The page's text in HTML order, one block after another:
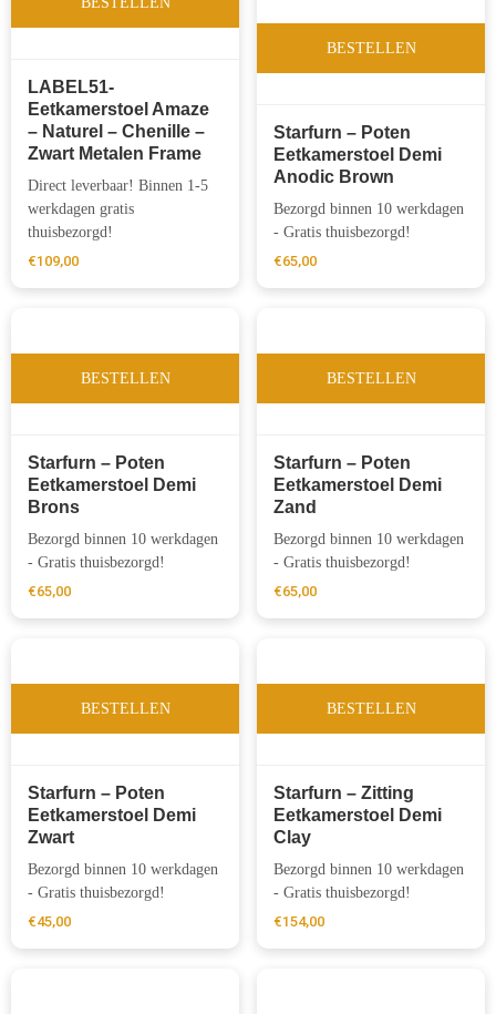
LABEL51-
Eetkamerstoel Amaze
– Naturel – Chenille –
Zwart Metalen Frame
Direct leverbaar! Binnen 1-5
werkdagen gratis
thuisbezorgd!
€109,00
BESTELLEN
Starfurn – Poten
Eetkamerstoel Demi
Anodic Brown
Bezorgd binnen 10 werkdagen
- Gratis thuisbezorgd!
€65,00
BESTELLEN
Starfurn – Poten
Eetkamerstoel Demi
Brons
Bezorgd binnen 10 werkdagen
- Gratis thuisbezorgd!
€65,00
BESTELLEN
Starfurn – Poten
Eetkamerstoel Demi
Zand
Bezorgd binnen 10 werkdagen
- Gratis thuisbezorgd!
€65,00
BESTELLEN
Starfurn – Poten
Eetkamerstoel Demi
Zwart
Bezorgd binnen 10 werkdagen
- Gratis thuisbezorgd!
€45,00
BESTELLEN
Starfurn – Zitting
Eetkamerstoel Demi
Clay
Bezorgd binnen 10 werkdagen
- Gratis thuisbezorgd!
€154,00